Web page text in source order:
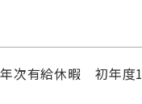
次有給休暇 初年度